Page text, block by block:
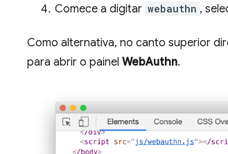
Comece a digitar webauthn ,
Como alternativa, no canto superior
para abrir o painel WebAuthn.